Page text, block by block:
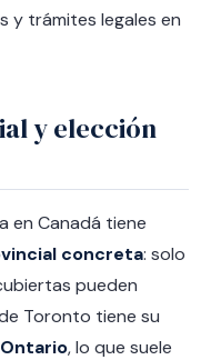
y trámites legales en
y elección
en Canadá tiene
concreta: solo
pueden
Toronto tiene su
Ontario, lo que suele